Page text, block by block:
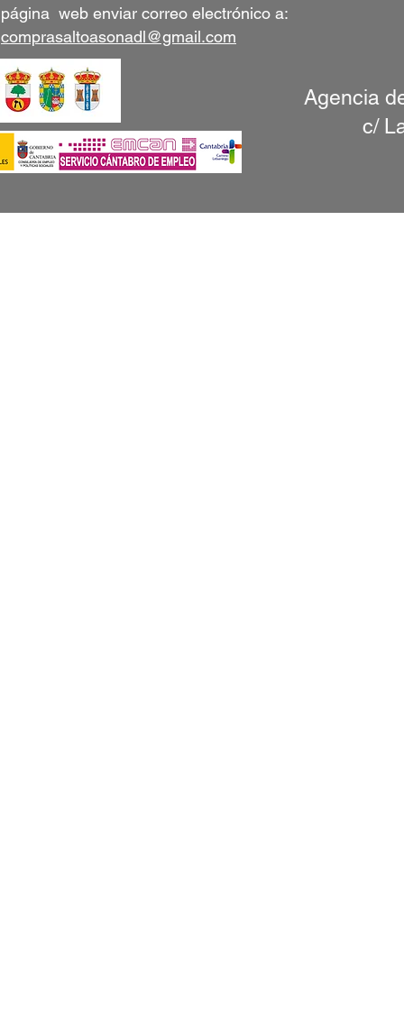
página web enviar correo electrónico a:
comprasaltoasonadl@gmail.com
Agencia
c/